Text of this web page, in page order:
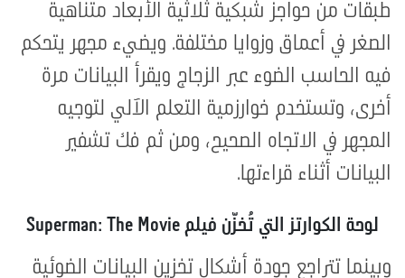
طبقات من حواجز شبكية ثلاثية الأبعاد متناهية
الصغر في أعماق وزوايا مختلفة. ويضيء مجهر يتحكم
فيه الحاسب الضوء عبر الزجاج ويقرأ البيانات مرة
أخرى، وتستخدم خوارزمية التعلم الآلي لتوجيه
المجهر في الاتجاه الصحيح، ومن ثم فك تشفير
البيانات أثناء قراءتها.
لوحة الكوارتز التي تُخزّن فيلم Superman: The Movie
وبينما تتراجع جودة أشكال تخزين البيانات الضوئية